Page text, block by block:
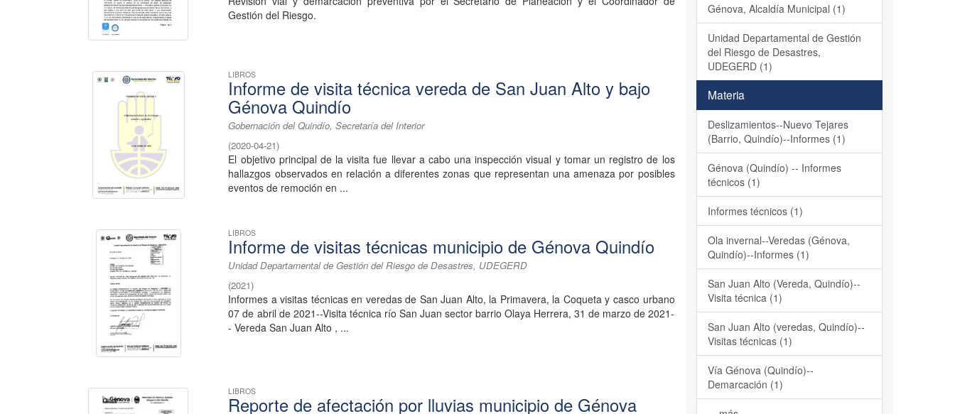
Gestión del Riesgo.
LIBROS
Informe de visita técnica vereda de San Juan Alto y bajo
Génova Quindío
Gobernación del Quindío, Secretaría del Interior
(2020-04-21)
El objetivo principal de la visita fue llevar a cabo una inspección visual y tomar un registro de los
hallazgos observados en relación a diferentes zonas que representan una amenaza por posibles
eventos de remoción en ...
LIBROS
Informe de visitas técnicas municipio de Génova Quindío
Unidad Departamental de Gestión del Riesgo de Desastres, UDEGERD
(2021)
Informes a visitas técnicas en veredas de San Juan Alto, la Primavera, la Coqueta y casco urbano
07 de abril de 2021--Visita técnica río San Juan sector barrio Olaya Herrera, 31 de marzo de 2021-
- Vereda San Juan Alto , ...
LIBROS
Reporte de afectación por lluvias municipio de Génova
Génova, Alcaldía Municipal (1)
Unidad Departamental de Gestión
del Riesgo de Desastres,
UDEGERD (1)
Materia
Deslizamientos--Nuevo Tejares
(Barrio, Quindío)--Informes (1)
Génova (Quindío) -- Informes
técnicos (1)
Informes técnicos (1)
Ola invernal--Veredas (Génova,
Quindío)--Informes (1)
San Juan Alto (Vereda, Quindío)--
Visita técnica (1)
San Juan Alto (veredas, Quindío)--
Visitas técnicas (1)
Vía Génova (Quindío)--
Demarcación (1)